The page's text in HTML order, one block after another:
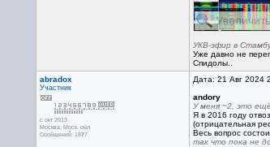
УКВ-эфир в
Уже давно не
Спидолы..
abradox
Участник
с окт 2013
Москва, Mоск. обл
Сообщений: 1877
Дата: 21 Авг 2024
andory
У меня ~2, это
Я в 2016 году
(отрицательная
Весь вопрос
так что пока не